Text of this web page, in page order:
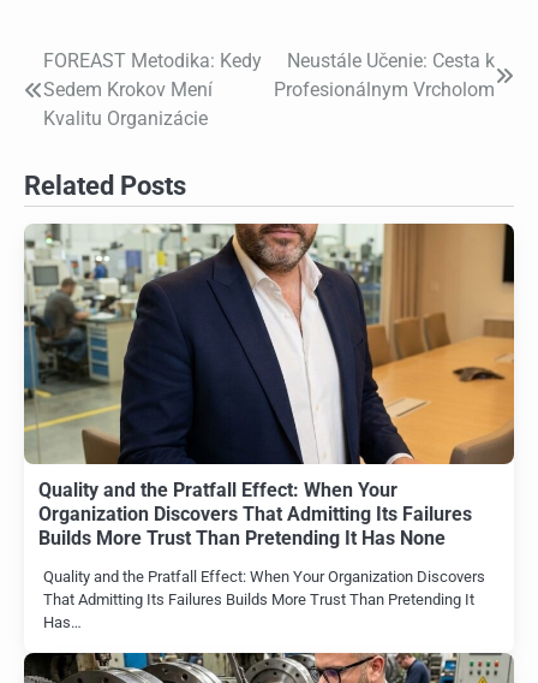
Post
navigation
FOREAST Metodika: Kedy
Sedem Krokov Mení
Kvalitu Organizácie
Neustále Učenie: Cesta k
Profesionálnym Vrcholom
Related Posts
Quality and the Pratfall Effect: When Your
Organization Discovers That Admitting Its Failures
Builds More Trust Than Pretending It Has None
Quality and the Pratfall Effect: When Your Organization Discovers
That Admitting Its Failures Builds More Trust Than Pretending It
Has…